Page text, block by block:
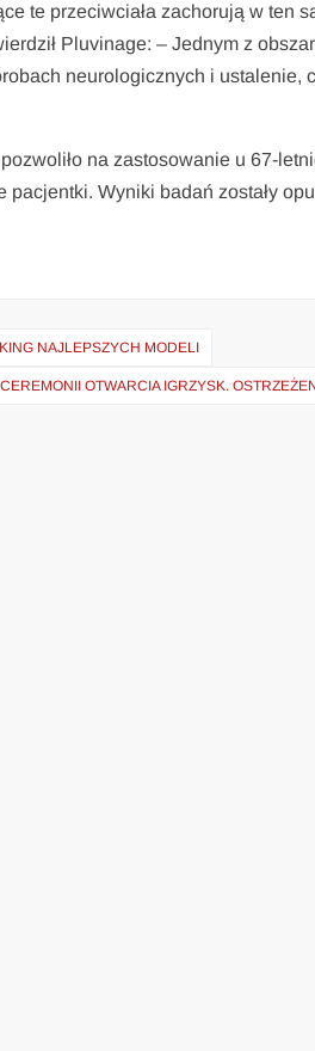
te przeciwciała zachorują w ten
Pluvinage: – Jednym z
neurologicznych i ustalenie,
na zastosowanie u 67-
pacjentki. Wyniki badań zostały
NAJLEPSZYCH MODELI
OTWARCIA IGRZYSK.